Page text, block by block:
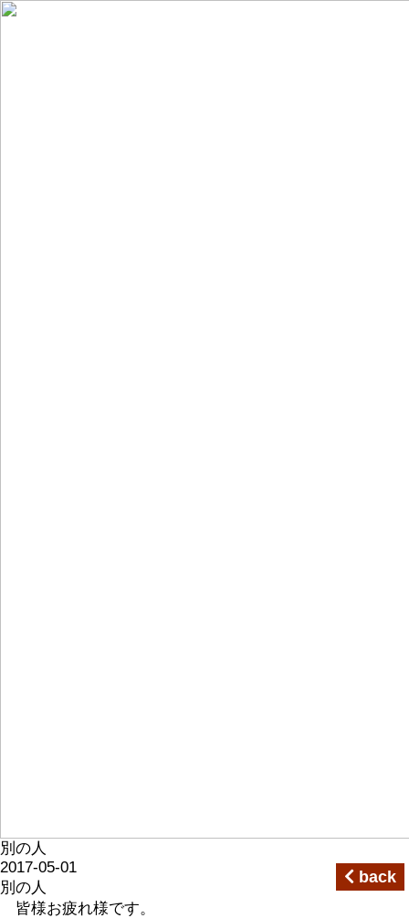
別の人
2017-05-01
別の人
back
皆様お疲れ様です。